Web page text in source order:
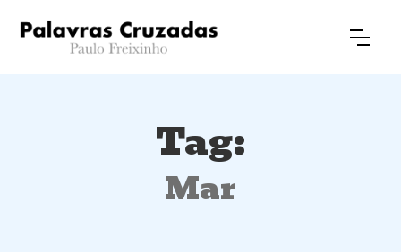
Tag:
Mar